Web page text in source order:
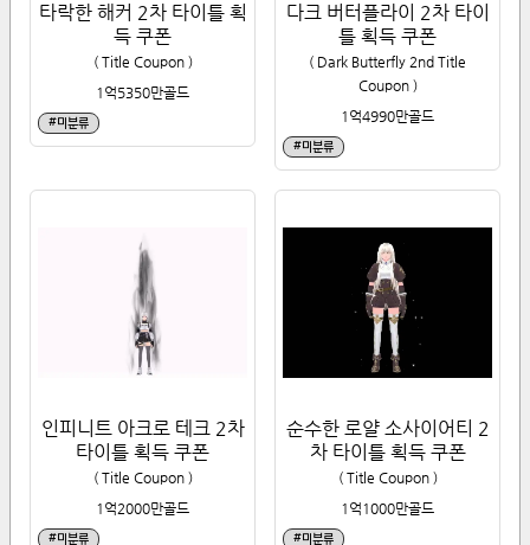
타락한 해커 2차 타이틀 획
득 쿠폰
( Title Coupon)
1억5350만골드
#미분류
다크 버터플라이 2차 타이
틀 획득 쿠폰
( Dark Butterfly 2nd Title
Coupon)
1억4990만골드
#미분류
인피니트 아크로 테크 2차
타이틀 획득 쿠폰
( Title Coupon)
1억2000만골드
#미분류
순수한 로얄 소사이어티 2
차 타이틀 획득 쿠폰
( Title Coupon)
1억1000만골드
#미분류